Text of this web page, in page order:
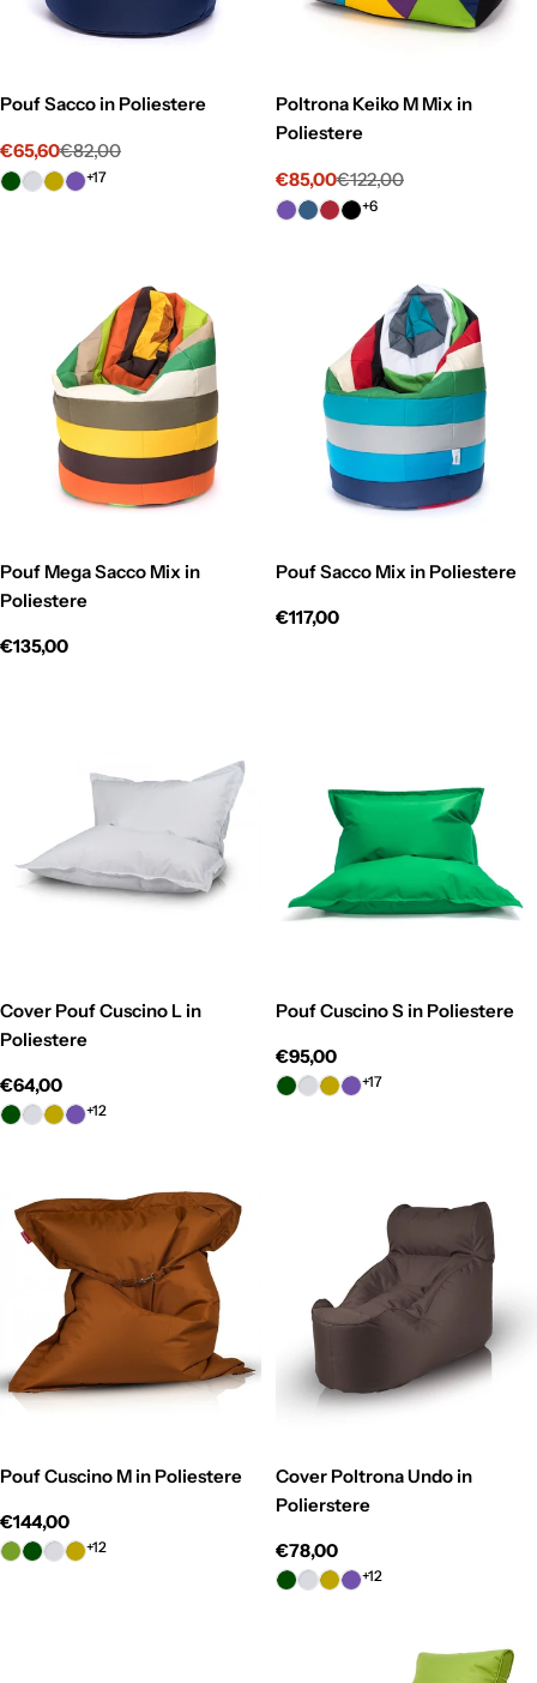
Pouf Sacco in Poliestere
Prezzo
di
€65,60
Prezzo
normale
€82,00
+17
Poltrona Keiko M Mix in
Poliestere
Prezzo
di
€85,00
Prezzo
normale
€122,00
+6
Pouf Mega Sacco Mix in
Poliestere
Prezzo
€135,00
Pouf Sacco Mix in Poliestere
Prezzo
€117,00
Cover Pouf Cuscino L in
Poliestere
Prezzo
normale
€64,00
+12
Pouf Cuscino S in Poliestere
Prezzo
normale
€95,00
+17
Pouf Cuscino M in Poliestere
Prezzo
normale
€144,00
+12
Cover Poltrona Undo in
Polierstere
Prezzo
normale
€78,00
+12